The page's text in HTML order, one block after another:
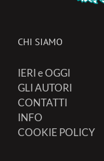
CHI SIAMO
IERI e OGGI
GLI AUTORI
CONTATTI
INFO
COOKIE POLICY